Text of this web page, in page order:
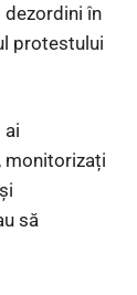
în
protestului
ai
monitorizați
să